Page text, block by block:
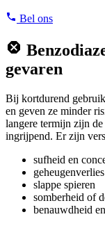
Bel ons
gevaren
Bij kortdurend
en geven ze minder
langere termijn zijn
ingrijpend. Er zijn
sufheid en
geheugenverlies
slappe spieren
somberheid of
benauwdheid